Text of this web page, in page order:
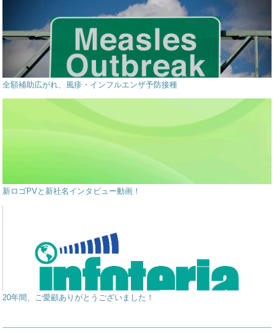
全額補助広がれ、風疹・インフルエンザ予防接種
新ロゴPVと新社名インタビュー動画！
20年間、ご愛顧ありがとうございました！